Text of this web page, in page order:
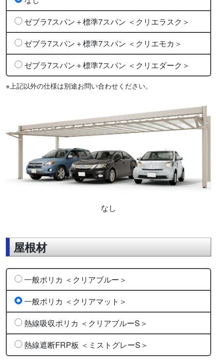
なし
ゼブラ7スパン＋標準7スパン ＜クリエラスク＞
ゼブラ7スパン＋標準7スパン ＜クリエモカ＞
ゼブラ7スパン＋標準7スパン ＜クリエダーク＞
※上記以外の仕様は別途お問い合わせください。
屋根材
一般ポリカ ＜クリアブルー＞
一般ポリカ ＜クリアマット＞
熱線吸収ポリカ ＜クリアブルーS＞
熱線遮断FRP板 ＜ミストグレーS＞